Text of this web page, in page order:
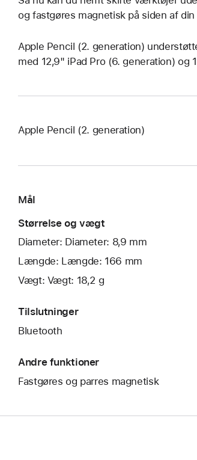
og fastgøres magnetisk på siden af din
Apple Pencil (2. generation)
med 12,9" iPad Pro (6. generation) og
Apple Pencil (2. generation)
Mål
Størrelse og vægt
Diameter: Diameter: 8,9 mm
Længde: Længde: 166 mm
Vægt: Vægt: 18,2 g
Tilslutninger
Bluetooth
Andre funktioner
Fastgøres og parres magnetisk